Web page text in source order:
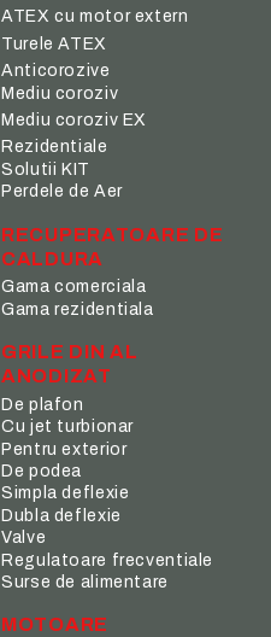
ATEX cu motor extern
Turele ATEX
Anticorozive
Mediu coroziv
Mediu coroziv EX
Rezidentiale
Solutii KIT
Perdele de Aer
RECUPERATOARE DE
CALDURA
Gama comerciala
Gama rezidentiala
GRILE DIN AL
ANODIZAT
De plafon
Cu jet turbionar
Pentru exterior
De podea
Simpla deflexie
Dubla deflexie
Valve
Regulatoare frecventiale
Surse de alimentare
MOTOARE